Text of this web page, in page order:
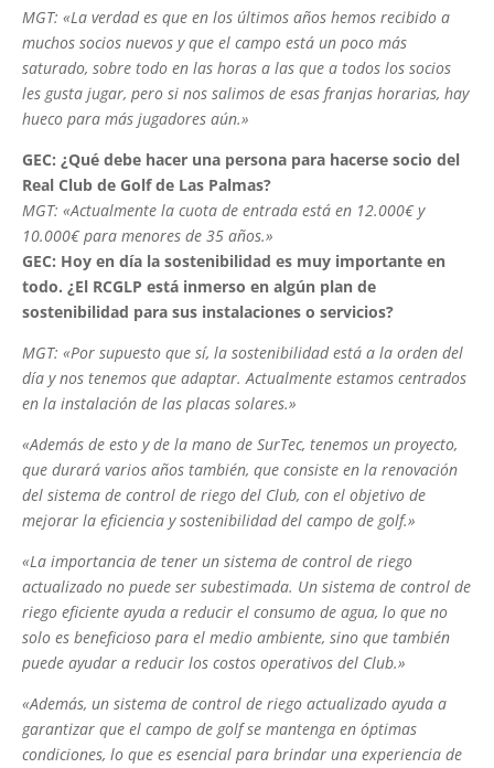
MGT: «La verdad es que en los últimos años hemos recibido a
muchos socios nuevos y que el campo está un poco más
saturado, sobre todo en las horas a las que a todos los socios
les gusta jugar, pero si nos salimos de esas franjas horarias, hay
hueco para más jugadores aún.»
GEC: ¿Qué debe hacer una persona para hacerse socio del
Real Club de Golf de Las Palmas?
MGT: «Actualmente la cuota de entrada está en 12.000€ y
10.000€ para menores de 35 años.»
GEC: Hoy en día la sostenibilidad es muy importante en
todo. ¿El RCGLP está inmerso en algún plan de
sostenibilidad para sus instalaciones o servicios?
MGT: «Por supuesto que sí, la sostenibilidad está a la orden del
día y nos tenemos que adaptar. Actualmente estamos centrados
en la instalación de las placas solares.»
«Además de esto y de la mano de SurTec, tenemos un proyecto,
que durará varios años también, que consiste en la renovación
del sistema de control de riego del Club, con el objetivo de
mejorar la eficiencia y sostenibilidad del campo de golf.»
«La importancia de tener un sistema de control de riego
actualizado no puede ser subestimada. Un sistema de control de
riego eficiente ayuda a reducir el consumo de agua, lo que no
solo es beneficioso para el medio ambiente, sino que también
puede ayudar a reducir los costos operativos del Club.»
«Además, un sistema de control de riego actualizado ayuda a
garantizar que el campo de golf se mantenga en óptimas
condiciones, lo que es esencial para brindar una experiencia de